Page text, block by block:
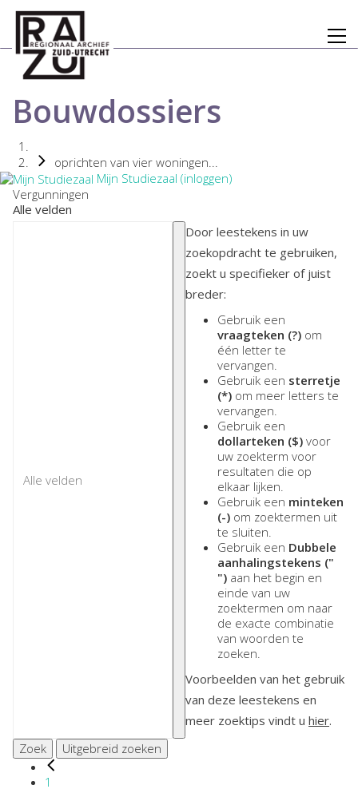
Bouwdossiers
oprichten van vier woningen...
Mijn Studiezaal (inloggen)
Vergunningen
Alle velden
Door leestekens in uw
zoekopdracht te gebruiken,
zoekt u specifieker of juist
breder:
Gebruik een
vraagteken (?) om
één letter te
vervangen.
Gebruik een sterretje
(*) om meer letters te
vervangen.
Gebruik een
dollarteken ($) voor
uw zoekterm voor
resultaten die op
elkaar lijken.
Gebruik een minteken
(-) om zoektermen uit
te sluiten.
Gebruik een Dubbele
aanhalingstekens ("
") aan het begin en
einde van uw
zoektermen om naar
de exacte combinatie
van woorden te
zoeken.
Voorbeelden van het gebruik
van deze leestekens en
meer zoektips vindt u hier.
Zoek
Uitgebreid zoeken
1